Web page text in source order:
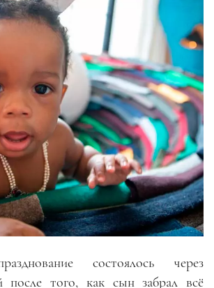
состоялось через
после того, как сын забрал всё